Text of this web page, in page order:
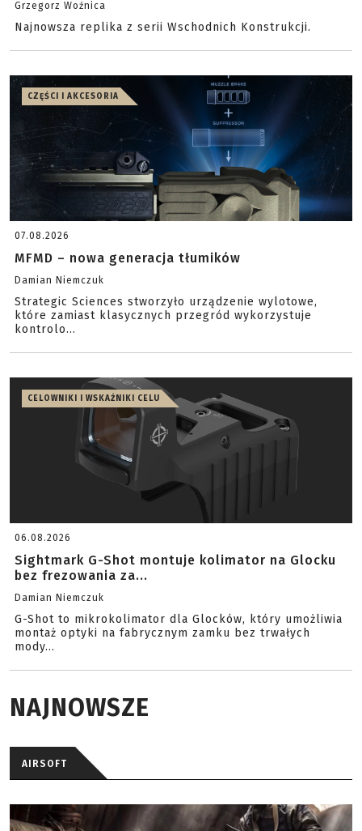
Grzegorz Woźnica
Najnowsza replika z serii Wschodnich Konstrukcji.
CZĘŚCI I AKCESORIA
07.08.2026
MFMD – nowa generacja tłumików
Damian Niemczuk
Strategic Sciences stworzyło urządzenie wylotowe,
które zamiast klasycznych przegród wykorzystuje
kontrolo...
CELOWNIKI I WSKAŹNIKI CELU
06.08.2026
Sightmark G-Shot montuje kolimator na Glocku
bez frezowania za...
Damian Niemczuk
G-Shot to mikrokolimator dla Glocków, który umożliwia
montaż optyki na fabrycznym zamku bez trwałych
mody...
NAJNOWSZE
AIRSOFT